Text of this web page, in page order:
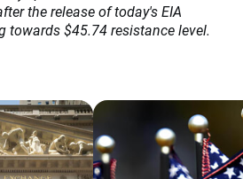
the release of today's EIA
towards $45.74 resistance level.